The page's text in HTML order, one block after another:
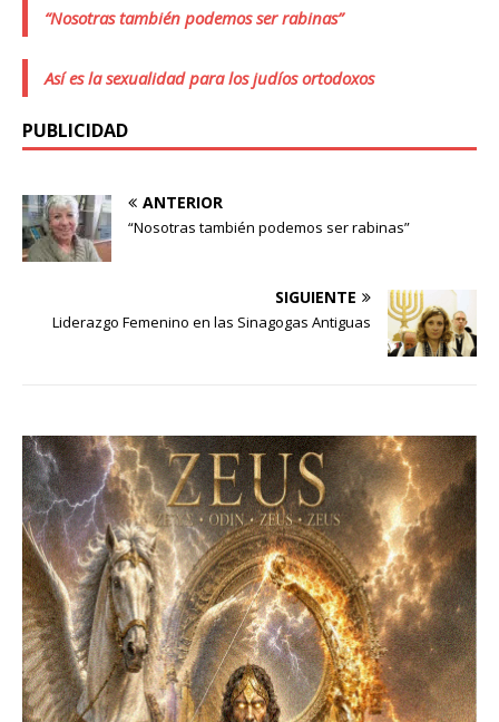
“Nosotras también podemos ser rabinas”
Así es la sexualidad para los judíos ortodoxos
PUBLICIDAD
ANTERIOR
“Nosotras también podemos ser rabinas”
SIGUIENTE
Liderazgo Femenino en las Sinagogas Antiguas